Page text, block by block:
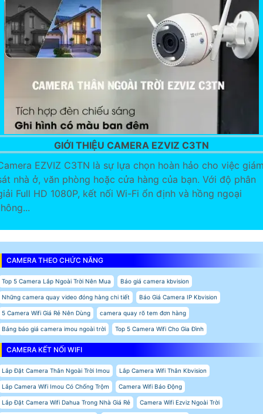
GIỚI THIỆU CAMERA EZVIZ C3TN
EZVIZ C3TN là sự lựa chọn hoàn hảo cho việc
nhà ở, văn phòng hoặc cửa hàng của bạn. Với độ phân
Full HD 1080P, kết nối Wi-Fi ổn định và hồng ngoại
CAMERA THEO CHỨC NĂNG
Top 5 Camera Lắp Ngoài Trời Nên Mua Báo giá camera kbvision
Những camera quay video đóng hàng chi tiết Báo Giá Camera IP Kbvision
5 Camera Wifi Giá Rẻ Nên Dùng camera quay rõ tem đơn hàng
Bảng báo giá camera imou ngoài trời Top 5 Camera Wifi Cho Gia Đình
CAMERA KẾT NỐI WIFI
Lắp Đặt Camera Thân Ngoài Trời Imou Lắp Camera Wifi Thân Kbvision
Lắp Camera Wifi Imou Có Chống Trộm Camera Wifi Báo Động
Lắp Đặt Camera Wifi Dahua Trong Nhà Giá Rẻ Camera Wifi Ezviz Ngoài Trời